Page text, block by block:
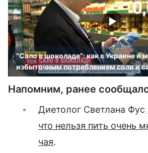
"Сало в шоколаде": как в Украине и
избыточным потреблением соли и
Напомним, ранее
Диетолог Светлана Фус
что нельзя пить очень
чая.